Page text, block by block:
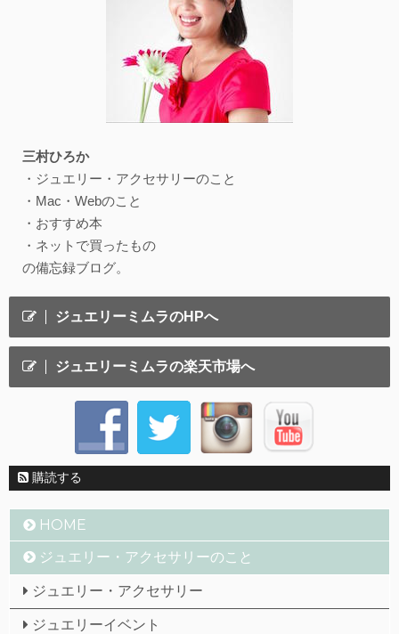
三村ひろか
・ジュエリー・アクセサリーのこと
・Mac・Webのこと
・おすすめ本
・ネットで買ったもの
の備忘録ブログ。
ジュエリーミムラのHPへ
ジュエリーミムラの楽天市場へ
購読する
HOME
ジュエリー・アクセサリーのこと
ジュエリー・アクセサリー
ジュエリーイベント